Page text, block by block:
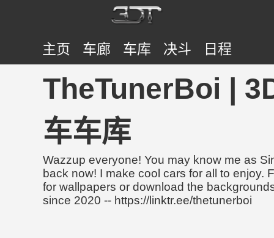
主页 车廊 车库 决斗 日程
TheTunerBoi |
车车库
Wazzup everyone! You may know me as
back now! I make cool cars for all to enjoy.
for wallpapers or download the
since 2020 -- https://linktr.ee/thetunerboi